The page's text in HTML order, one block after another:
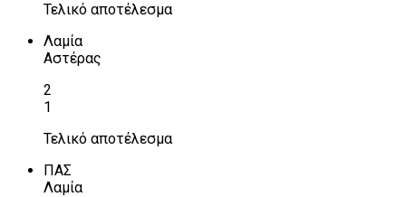
Τελικό αποτέλεσμα
Λαμία
Αστέρας
2
1
Τελικό αποτέλεσμα
ΠΑΣ
Λαμία